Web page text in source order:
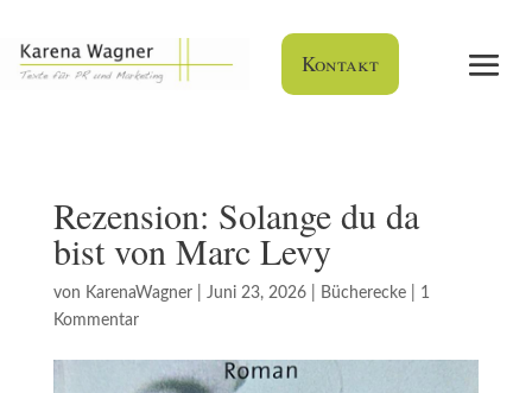
Kontakt
Rezension: Solange du da
bist von Marc Levy
von KarenaWagner| Juni 23, 2026| Bücherecke| 1
Kommentar